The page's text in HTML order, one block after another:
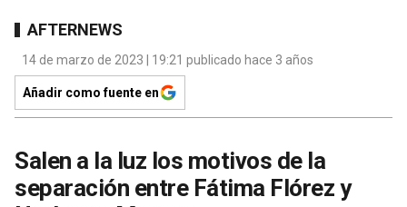
AFTERNEWS
14 de marzo de 2023 | 19:21 publicado hace 3 años
Añadir como fuente en
Salen a la luz los motivos de la
separación entre Fátima Flórez y